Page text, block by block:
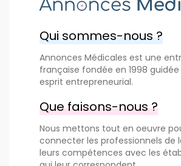
Qui sommes-nous ?
Annonces Médicales est une
française fondée en 1998
esprit entrepreneurial.
Que faisons-nous ?
Nous mettons tout en oeuvre
connecter les professionnels de
leurs compétences avec les